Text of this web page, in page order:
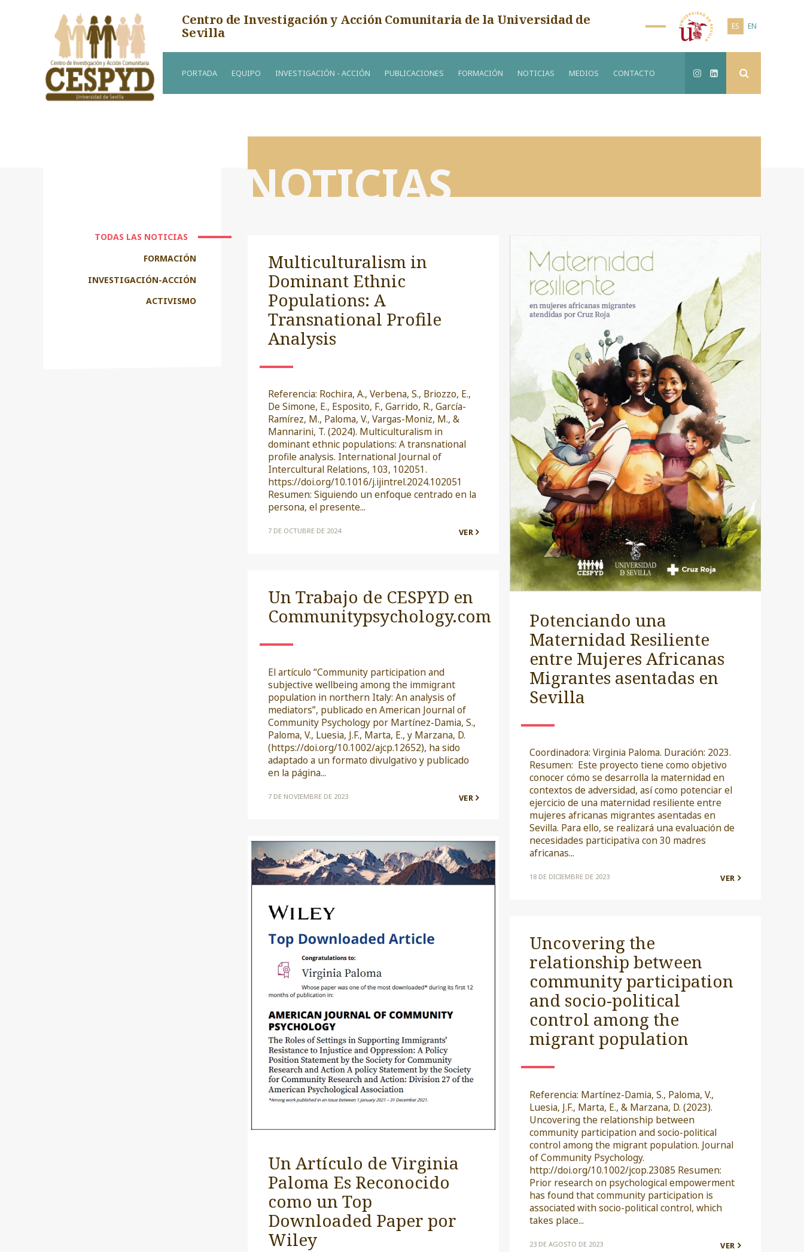
Centro de Investigación y Acción Comunitaria de la Universidad de
Sevilla
ES EN
PORTADA EQUIPO INVESTIGACIÓN - ACCIÓN PUBLICACIONES FORMACIÓN NOTICIAS MEDIOS CONTACTO
NOTICIAS
TODAS LAS NOTICIAS
FORMACIÓN
INVESTIGACIÓN-ACCIÓN
ACTIVISMO
Multiculturalism in
Dominant Ethnic
Populations: A
Transnational Profile
Analysis
Referencia: Rochira, A., Verbena, S., Briozzo, E.,
De Simone, E., Esposito, F., Garrido, R., García-
Ramírez, M., Paloma, V., Vargas-Moniz, M., &
Mannarini, T. (2024). Multiculturalism in
dominant ethnic populations: A transnational
profile analysis. International Journal of
Intercultural Relations, 103, 102051.
https://doi.org/10.1016/j.ijintrel.2024.102051
Resumen: Siguiendo un enfoque centrado en la
persona, el presente...
7 DE OCTUBRE DE 2024 VER
Potenciando una
Maternidad Resiliente
entre Mujeres Africanas
Migrantes asentadas en
Sevilla
Coordinadora: Virginia Paloma. Duración: 2023.
Resumen: Este proyecto tiene como objetivo
conocer cómo se desarrolla la maternidad en
contextos de adversidad, así como potenciar el
ejercicio de una maternidad resiliente entre
mujeres africanas migrantes asentadas en
Sevilla. Para ello, se realizará una evaluación de
necesidades participativa con 30 madres
africanas...
18 DE DICIEMBRE DE 2023 VER
Un Trabajo de CESPYD en
Communitypsychology.com
El artículo “Community participation and
subjective wellbeing among the immigrant
population in northern Italy: An analysis of
mediators”, publicado en American Journal of
Community Psychology por Martínez-Damia, S.,
Paloma, V., Luesia, J.F., Marta, E., y Marzana, D.
(https://doi.org/10.1002/ajcp.12652), ha sido
adaptado a un formato divulgativo y publicado
en la página...
7 DE NOVIEMBRE DE 2023 VER
Uncovering the
relationship between
community participation
and socio-political
control among the
migrant population
Referencia: Martínez-Damia, S., Paloma, V.,
Luesia, J.F., Marta, E., & Marzana, D. (2023).
Uncovering the relationship between
community participation and socio-political
control among the migrant population. Journal
of Community Psychology.
http://doi.org/10.1002/jcop.23085 Resumen:
Prior research on psychological empowerment
has found that community participation is
associated with socio-political control, which
takes place...
23 DE AGOSTO DE 2023 VER
Un Artículo de Virginia
Paloma Es Reconocido
como un Top
Downloaded Paper por
Wiley